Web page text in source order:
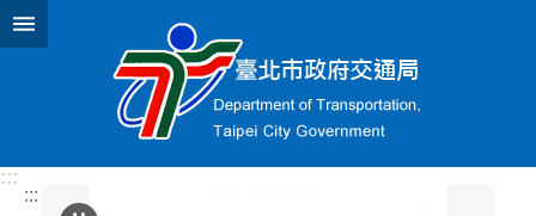
跳到主要內容區塊
:::
:::